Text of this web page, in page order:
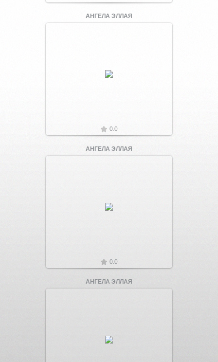
АНГЕЛА ЭЛЛАЯ
Увеличить
0.0
АНГЕЛА ЭЛЛАЯ
Увеличить
0.0
АНГЕЛА ЭЛЛАЯ
Увеличить